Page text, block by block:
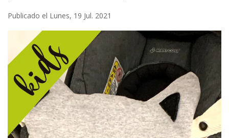
Publicado el Lunes, 19 Jul. 2021